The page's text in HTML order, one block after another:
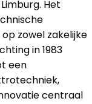
Het
zowel zakelijke
in 1983
een
centraal